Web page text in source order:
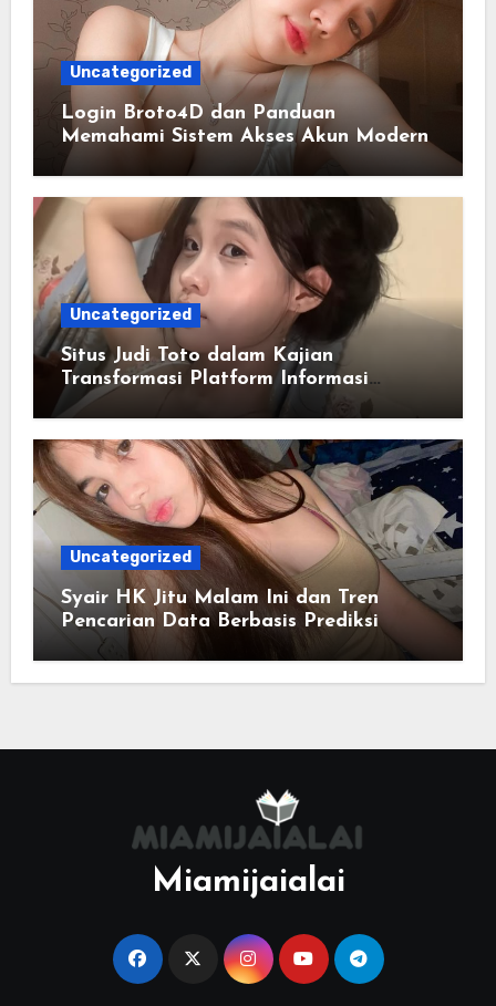
Uncategorized
Login Broto4D dan Panduan
Memahami Sistem Akses Akun Modern
Uncategorized
Situs Judi Toto dalam Kajian
Transformasi Platform Informasi
Online
Uncategorized
Syair HK Jitu Malam Ini dan Tren
Pencarian Data Berbasis Prediksi
Miamijaialai